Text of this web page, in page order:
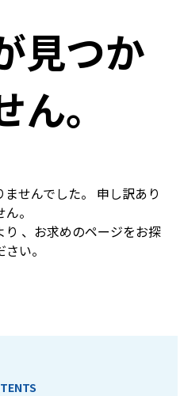
見つか
ん。
せんでした。 申し訳あり
ん。
り 、お求めのページをお探
い。